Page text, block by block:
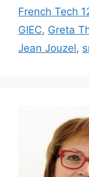
French Tech
GIEC, Greta
Jean Jouzel,